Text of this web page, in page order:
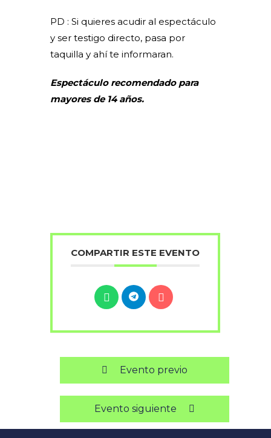
PD : Si quieres acudir al espectáculo
y ser testigo directo, pasa por
taquilla y ahí te informaran.
Espectáculo recomendado para
mayores de 14 años.
COMPARTIR ESTE EVENTO
Evento previo
Evento siguiente